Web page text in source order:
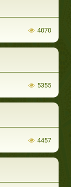
4070
5355
4457